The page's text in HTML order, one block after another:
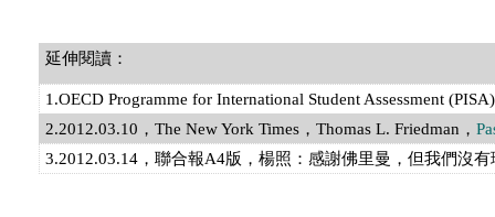
延伸閱讀：
1.OECD Programme for International Student Assessment (PISA)
2.2012.03.10 ， The New York Times，Thomas L. Friedman，
3.2012.03.14，聯合報A4版，楊照：感謝佛里曼，但我們沒有